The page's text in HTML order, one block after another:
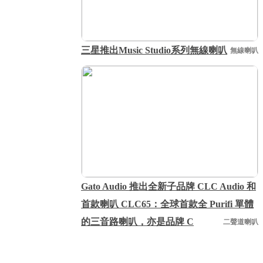
三星推出Music Studio系列無線喇叭 無線喇叭
Gato Audio 推出全新子品牌 CLC Audio 和
首款喇叭 CLC65：全球首款全 Purifi 單體
的三音路喇叭，亦是品牌 C
二聲道喇叭